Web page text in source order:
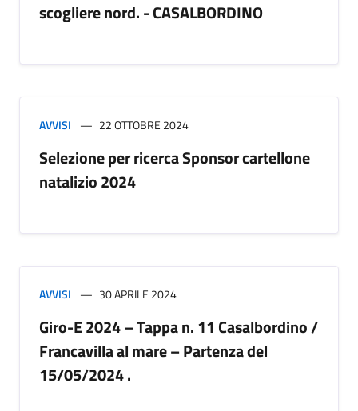
scogliere nord. - CASALBORDINO
AVVISI 22 OTTOBRE 2024
Selezione per ricerca Sponsor cartellone
natalizio 2024
AVVISI 30 APRILE 2024
Giro-E 2024 – Tappa n. 11 Casalbordino /
Francavilla al mare – Partenza del
15/05/2024 .